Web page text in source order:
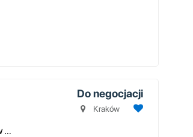
Opis stanowiska pracy: -profesjonalne zaopatrzenie pacjentów / klientów...
Do negocjacji
Kraków